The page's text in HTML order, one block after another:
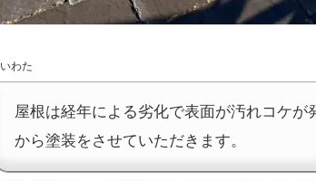
いわた
屋根は経年による劣化で表面が汚れコケ
から塗装をさせていただきます。